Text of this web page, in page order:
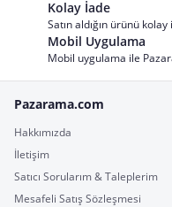
Kolay İade
Satın aldığın ürünü
Mobil Uygulama
Mobil uygulama ile
Pazarama.com
Hakkımızda
İletişim
Satıcı Sorularım & Taleplerim
Mesafeli Satış Sözleşmesi